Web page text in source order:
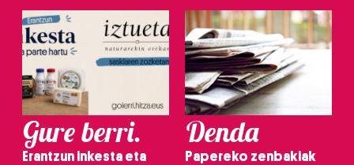
Gure berri.
Erantzun inkesta eta
Denda
Papereko zenbakiak